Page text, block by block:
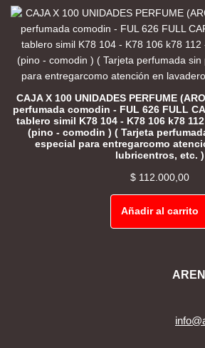
CAJA X 100 UNIDADES PERFUME
perfumada comodin - FUL 626 FULL
tablero simil K78 104 - K78 106 k78
(pino - comodin ) ( Tarjeta
especial para entregarcomo
lubricentros, etc. )
$112.000,00
Añadir al carrito